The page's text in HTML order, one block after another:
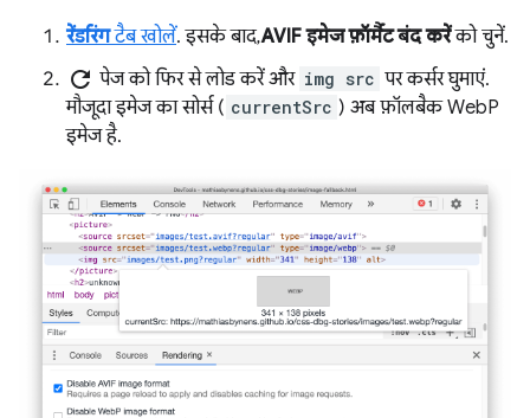
रेंडरिंगटैब खोलें. इसके बाद,AVIF इमेज फ़ॉर्मैट बंद करेंको चुनें.
refresh पेज को फिर से लोड करें और img src पर कर्सर घुमाएं.
मौजूदा इमेज का सोर्स ( currentSrc ) अब फ़ॉलबैक WebP
इमेज है.